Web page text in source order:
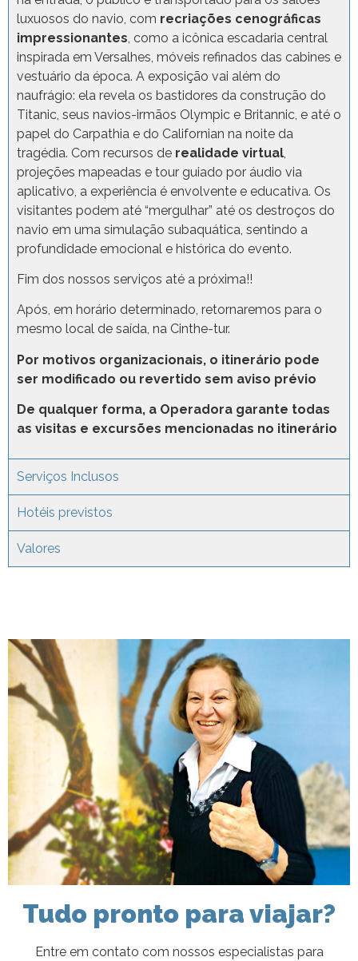
luxuosos do navio, com recriações cenográficas
impressionantes , como a icônica escadaria central
inspirada em Versalhes, móveis refinados das cabines e
vestuário da época. A exposição vai além do
naufrágio: ela revela os bastidores da construção do
Titanic, seus navios-irmãos Olympic e Britannic, e até o
papel do Carpathia e do Californian na noite da
tragédia. Com recursos de realidade virtual
projeções mapeadas e tour guiado por áudio via
aplicativo, a experiência é envolvente e educativa. Os
visitantes podem até “mergulhar” até os destroços do
navio em uma simulação subaquática, sentindo a
profundidade emocional e histórica do evento.
Fim dos nossos serviços até a próxima!!
Após, em horário determinado, retornaremos para o
mesmo local de saída, na Cinthe-tur.
Por motivos organizacionais, o itinerário pode
ser modificado ou revertido sem aviso prévio
De qualquer forma, a Operadora garante todas
as visitas e excursões mencionadas no itinerário
Serviços Inclusos
Hotéis previstos
Valores
Tudo pronto para viajar?
Entre em contato com nossos especialistas para